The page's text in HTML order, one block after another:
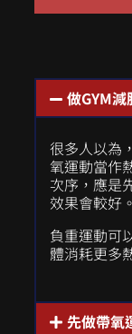
做GYM減
很多人以為
氧運動當作
次序，應是
效果會較好。
負重運動可
體消耗更多
先做帶氧